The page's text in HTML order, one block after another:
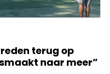
terug op
naar meer”